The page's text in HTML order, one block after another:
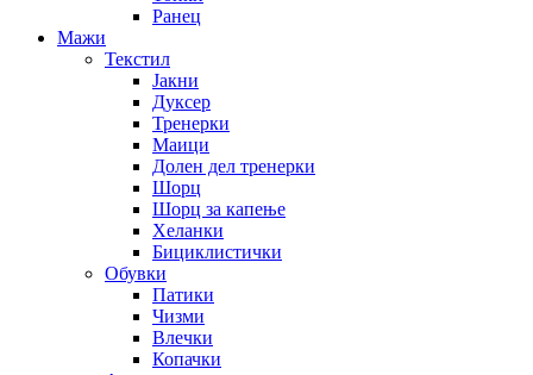
Ранец
Мажи
Текстил
Јакни
Дуксер
Тренерки
Маици
Долен дел тренерки
Шорц
Шорц за капење
Хеланки
Бициклистички
Обувки
Патики
Чизми
Влечки
Копачки